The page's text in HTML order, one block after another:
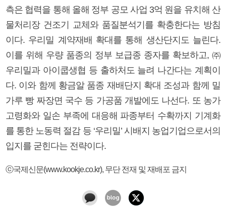
측은 협력을 통해 올해 정부 공모 사업 3억 원을 유치해 산
물처리장 건조기 교체와 품질분석기를 확충한다는 방침
이다. 우리밀 계약재배 확대를 통해 생산단지도 늘린다.
이를 위해 우량 품종의 정부 보급종 종자를 확보하고, ㈜
우리밀과 아이쿱생협 등 출하처도 늘려 나간다는 계획이
다. 이와 함께 황금알 품종 재배단지 확대 조성과 함께 밀
가루 빵 짜장면 국수 등 가공품 개발에도 나선다. 또 농가
고령화와 일손 부족에 대응해 파종부터 수확까지 기계화
를 통한 노동력 절감 등 ‘우리밀’ 시배지 농업기업으로서의
입지를 굳힌다는 전략이다.
ⓒ국제신문(www.kookje.co.kr), 무단 전재 및 재배포 금지